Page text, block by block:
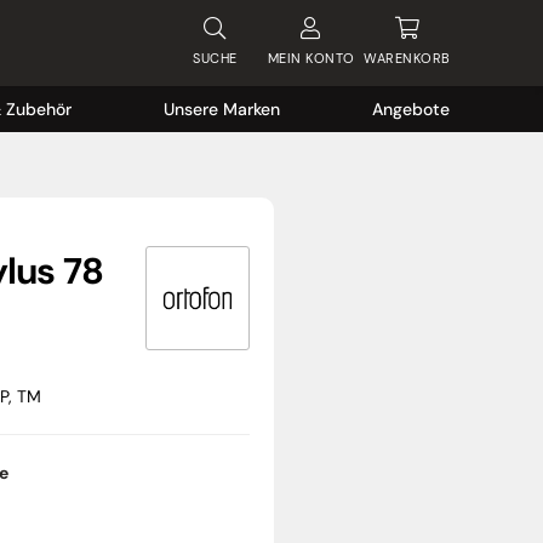
SUCHE MEIN KONTO WARENKORB
Zubehör Unsere Marken Angebote
78
TM